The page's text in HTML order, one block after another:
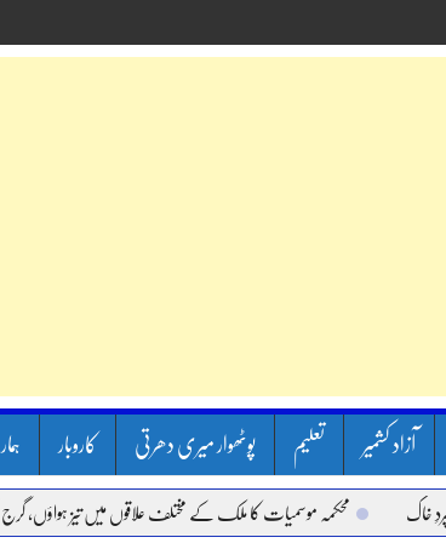
آزاد کشمیر تعلیم پوٹھوار میری دھرتی کاروبار
محکمہ موسمیات کا ملک کے مختلف علاقوں میں تیز ہواؤں،